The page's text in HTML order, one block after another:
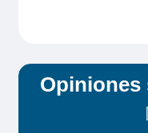
Opiniones